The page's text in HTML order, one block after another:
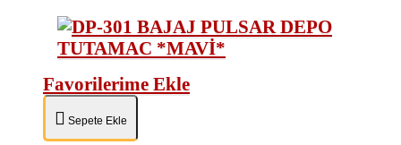
Favorilerime Ekle
Sepete Ekle